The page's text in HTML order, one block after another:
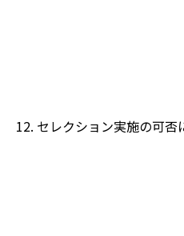
12. セレクション実施の可否